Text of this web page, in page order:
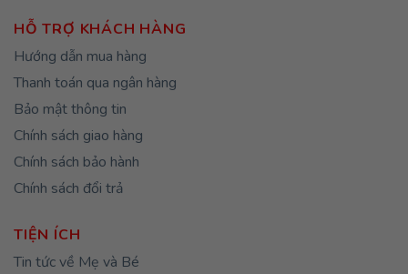
HỖ TRỢ KHÁCH HÀNG
Hướng dẫn mua hàng
Thanh toán qua ngân hàng
Bảo mật thông tin
Chính sách giao hàng
Chính sách bảo hành
Chính sách đổi trả
TIỆN ÍCH
Tin tức về Mẹ và Bé